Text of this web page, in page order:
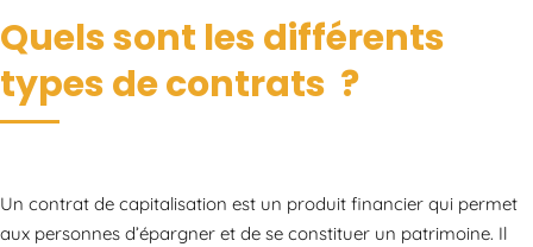
Quels sont les différents
types de contrats ?
Un contrat de capitalisation est un produit financier qui permet
aux personnes d’épargner et de se constituer un patrimoine. Il